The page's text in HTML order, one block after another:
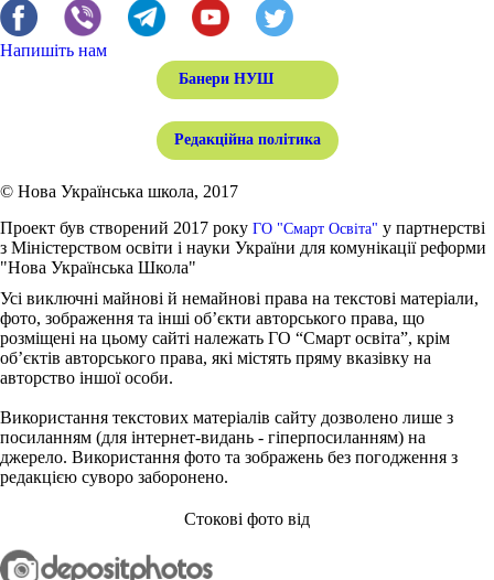
Напишіть нам
Банери НУШ
Редакційна політика
© Нова Українська школа, 2017
Проект був створений 2017 року ГО "Смарт Освіта" у партнерстві
з Міністерством освіти і науки України для комунікації реформи
"Нова Українська Школа"
Усі виключні майнові й немайнові права на текстові матеріали,
фото, зображення та інші об’єкти авторського права, що
розміщені на цьому сайті належать ГО “Смарт освіта”, крім
об’єктів авторського права, які містять пряму вказівку на
авторство іншої особи.
Використання текстових матеріалів сайту дозволено лише з
посиланням (для інтернет-видань - гіперпосиланням) на
джерело. Використання фото та зображень без погодження з
редакцією суворо заборонено.
Стокові фото від